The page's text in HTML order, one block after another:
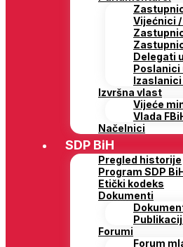
Vijećnici
Delegati
Poslanici
Izaslanici
Izvršna vlast
Vijeće
Vlada
Načelnici
SDP BiH
Pregled historije
Program SDP
Etički kodeks
Dokumenti
Forumi
Forum